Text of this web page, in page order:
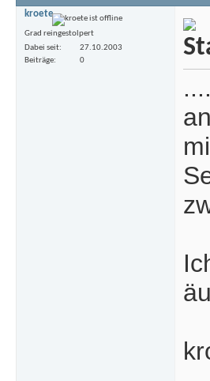
kroete
Grad reingestolpert
Dabei seit
27.10.2003
Beiträge
0